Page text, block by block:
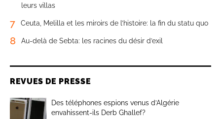
leurs villas
7 Ceuta, Melilla et les miroirs de l’histoire: la fin du statu quo
8 Au-delà de Sebta: les racines du désir d’exil
REVUES DE PRESSE
Des téléphones espions venus d’Algérie
envahissent-ils Derb Ghallef?